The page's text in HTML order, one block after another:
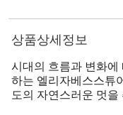
상품상세정보
시대의 흐름과 변화에
하는 엘리자베스스튜
도의 자연스러운 멋을